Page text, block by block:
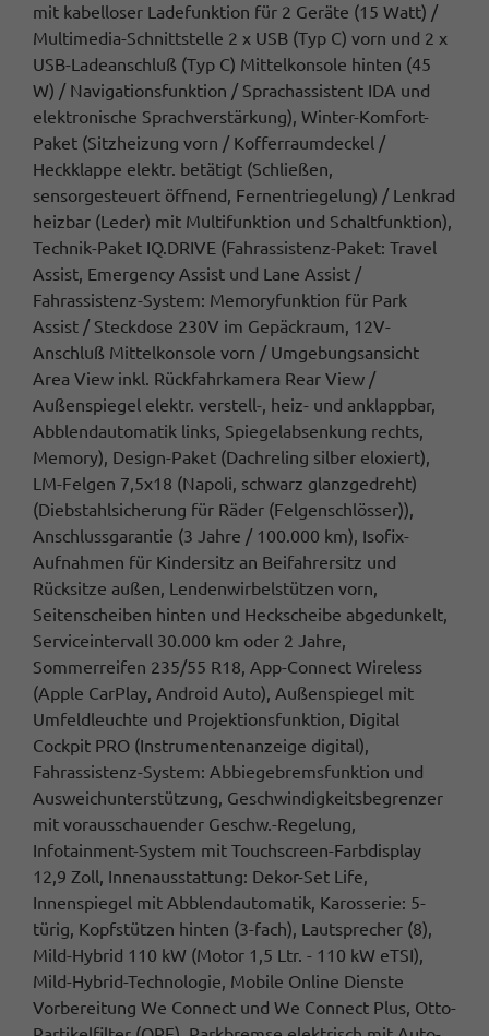
mit kabelloser Ladefunktion für 2 Geräte (15 Watt) /
Multimedia-Schnittstelle 2 x USB (Typ C) vorn und 2 x
USB-Ladeanschluß (Typ C) Mittelkonsole hinten (45
W) / Navigationsfunktion / Sprachassistent IDA und
elektronische Sprachverstärkung), Winter-Komfort-
Paket (Sitzheizung vorn / Kofferraumdeckel /
Heckklappe elektr. betätigt (Schließen,
sensorgesteuert öffnend, Fernentriegelung) / Lenkrad
heizbar (Leder) mit Multifunktion und Schaltfunktion),
Technik-Paket IQ.DRIVE (Fahrassistenz-Paket: Travel
Assist, Emergency Assist und Lane Assist /
Fahrassistenz-System: Memoryfunktion für Park
Assist / Steckdose 230V im Gepäckraum, 12V-
Anschluß Mittelkonsole vorn / Umgebungsansicht
Area View inkl. Rückfahrkamera Rear View /
Außenspiegel elektr. verstell-, heiz- und anklappbar,
Abblendautomatik links, Spiegelabsenkung rechts,
Memory), Design-Paket (Dachreling silber eloxiert),
LM-Felgen 7,5x18 (Napoli, schwarz glanzgedreht)
(Diebstahlsicherung für Räder (Felgenschlösser)),
Anschlussgarantie (3 Jahre / 100.000 km), Isofix-
Aufnahmen für Kindersitz an Beifahrersitz und
Rücksitze außen, Lendenwirbelstützen vorn,
Seitenscheiben hinten und Heckscheibe abgedunkelt,
Serviceintervall 30.000 km oder 2 Jahre,
Sommerreifen 235/55 R18, App-Connect Wireless
(Apple CarPlay, Android Auto), Außenspiegel mit
Umfeldleuchte und Projektionsfunktion, Digital
Cockpit PRO (Instrumentenanzeige digital),
Fahrassistenz-System: Abbiegebremsfunktion und
Ausweichunterstützung, Geschwindigkeitsbegrenzer
mit vorausschauender Geschw.-Regelung,
Infotainment-System mit Touchscreen-Farbdisplay
12,9 Zoll, Innenausstattung: Dekor-Set Life,
Innenspiegel mit Abblendautomatik, Karosserie: 5-
türig, Kopfstützen hinten (3-fach), Lautsprecher (8),
Mild-Hybrid 110 kW (Motor 1,5 Ltr. - 110 kW eTSI),
Mild-Hybrid-Technologie, Mobile Online Dienste
Vorbereitung We Connect und We Connect Plus, Otto-